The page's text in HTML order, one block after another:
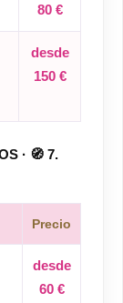
80 €
desde
150 €
· 🧭 7.
Precio
desde
60 €